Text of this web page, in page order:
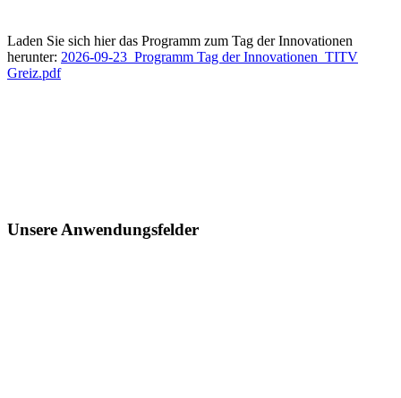
Laden Sie sich hier das Programm zum Tag der Innovationen
herunter: 2026-09-23_Programm Tag der Innovationen_TITV
Greiz.pdf
Unsere Anwendungsfelder